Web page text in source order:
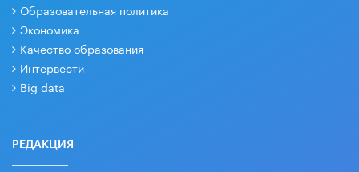
Образовательная политика
Экономика
Качество образования
Интервести
Big data
РЕДАКЦИЯ